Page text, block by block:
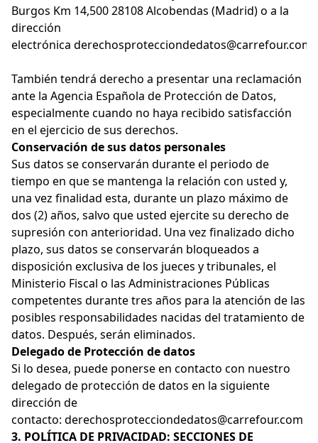
Burgos Km 14,500 28108 Alcobendas (Madrid) o a la
dirección
electrónica derechosprotecciondedatos@carrefour.com
También tendrá derecho a presentar una reclamación
ante la Agencia Española de Protección de Datos,
especialmente cuando no haya recibido satisfacción
en el ejercicio de sus derechos.
Conservación de sus datos personales
Sus datos se conservarán durante el periodo de
tiempo en que se mantenga la relación con usted y,
una vez finalidad esta, durante un plazo máximo de
dos (2) años, salvo que usted ejercite su derecho de
supresión con anterioridad. Una vez finalizado dicho
plazo, sus datos se conservarán bloqueados a
disposición exclusiva de los jueces y tribunales, el
Ministerio Fiscal o las Administraciones Públicas
competentes durante tres años para la atención de las
posibles responsabilidades nacidas del tratamiento de
datos. Después, serán eliminados.
Delegado de Protección de datos
Si lo desea, puede ponerse en contacto con nuestro
delegado de protección de datos en la siguiente
dirección de
contacto: derechosprotecciondedatos@carrefour.com
3. POLÍTICA DE PRIVACIDAD: SECCIONES DE